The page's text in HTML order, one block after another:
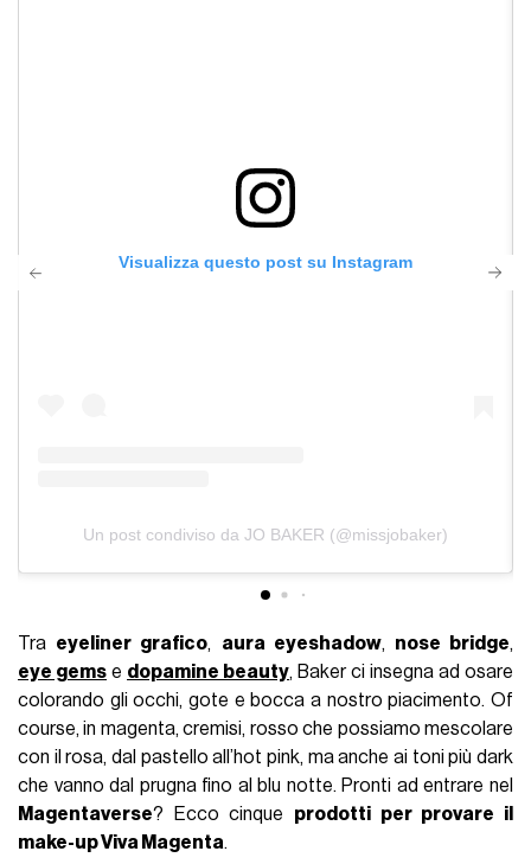
Visualizza questo post su Instagram
Un post condiviso da JO BAKER (@missjobaker)
Tra eyeliner grafico, aura eyeshadow, nose bridge,
eye gems e dopamine beauty, Baker ci insegna ad osare
colorando gli occhi, gote e bocca a nostro piacimento. Of
course, in magenta, cremisi, rosso che possiamo mescolare
con il rosa, dal pastello all’hot pink, ma anche ai toni più dark
che vanno dal prugna fino al blu notte. Pronti ad entrare nel
Magentaverse? Ecco cinque prodotti per provare il
make-up Viva Magenta.